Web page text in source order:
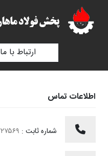
ارتباط با ما
اطلاعات تماس
شماره ثابت :